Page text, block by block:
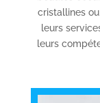
cristallines
leurs
leurs